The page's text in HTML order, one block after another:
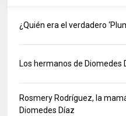
¿Quién era el verdadero
Los hermanos de Diomedes
Rosmery Rodríguez, la
Diomedes Díaz